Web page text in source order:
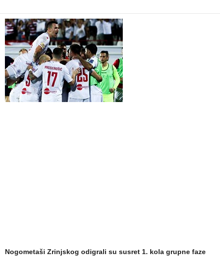
Nogometaši Zrinjskog odigrali su susret 1. kola grupne faze